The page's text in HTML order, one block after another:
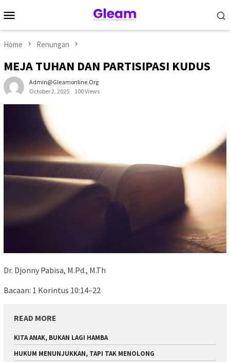
to
Menu
Home Renungan
MEJA TUHAN DAN PARTISIPASI KUDUS
Admin@gleamonline.org
October 2, 2025
100 Views
Dr. Djonny Pabisa, M.Pd., M.Th
Bacaan: 1 Korintus 10:14–22
READ MORE
KITA ANAK, BUKAN LAGI HAMBA
HUKUM MENUNJUKKAN, TAPI TAK MENOLONG